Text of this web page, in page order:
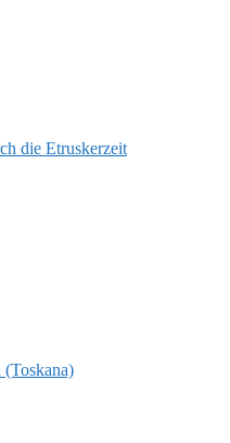
die Etruskerzeit
(Toskana)